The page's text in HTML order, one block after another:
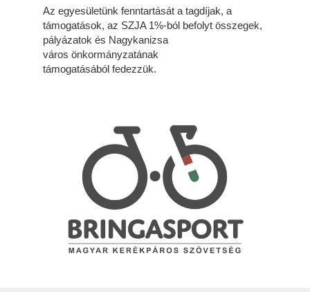
Az egyesületünk fenntartását a tagdíjak, a
támogatások, az SZJA 1%-ból befolyt összegek,
pályázatok és Nagykanizsa
város önkormányzatának
támogatásából fedezzük.